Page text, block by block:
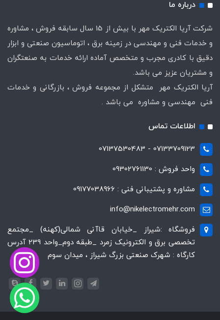
درباره ما
شرکت آریا الکتریک مهر با بیش از 15 سال سابقه فروش ، مشاوره
و خدمات فنی و مهندسی در زمینه برق ، اتوماسیون صنعتی و ابزار
دقیق با کادری مجرب و متخصص آماده ارائه خدمات به صنعتگران
و مشتریان عزیز می باشد.
آریا الکتریک مهر متشکل از مجموعه فروش ، بازرگانی و خدمات
فنی مهندسی و مشاوره می باشد .
اطلاعات تماس
07133709123 - 07137530483
واحد فروش : 09302761130
مشاوره و پشتیبانی فنی : 09177038966
info@nikelectromehr.com
فروشگاه :شیراز _خیابان قاآنی شمالی(کهنه) _مجتمع
تخصصی برق و الکترونیک زمرد _طبقه دوم_واحد 239 آدرس
کارگاه : شهرک صنعتی بزرگ شیراز ، میدان سوم